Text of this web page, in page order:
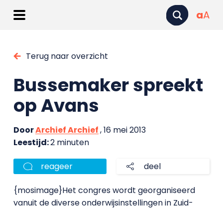
aA
Terug naar overzicht
Bussemaker spreekt
op Avans
DoorArchief Archief, 16 mei 2013
Leestijd:2 minuten
reageer deel
{mosimage}Het congres wordt georganiseerd
vanuit de diverse onderwijsinstellingen in Zuid-